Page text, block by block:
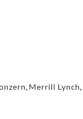
, Merrill Lynch,